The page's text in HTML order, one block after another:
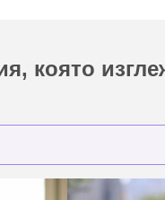
която